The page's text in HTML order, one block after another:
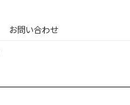
お問い合わせ